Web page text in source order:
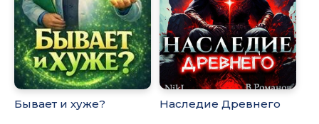
Бывает и хуже? Наследие Древнего